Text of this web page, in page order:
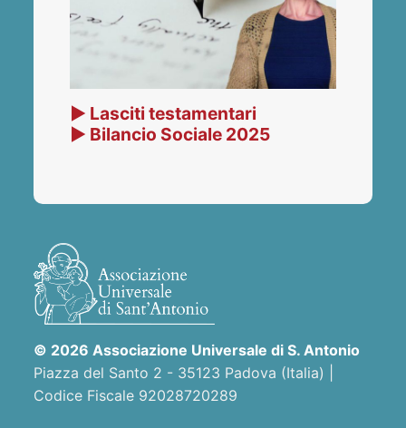
▶ Lasciti testamentari
▶ Bilancio Sociale 2025
© 2026 Associazione Universale di S. Antonio
Piazza del Santo 2 - 35123 Padova (Italia) |
Codice Fiscale 92028720289